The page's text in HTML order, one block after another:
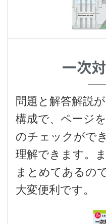
一次
問題と解答解説
構成で、ページ
のチェックがで
理解できます。
まとめてあるの
大変便利です。